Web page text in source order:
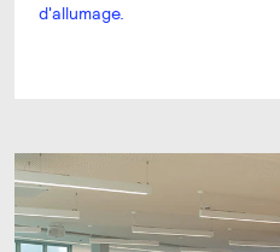
d'allumage.